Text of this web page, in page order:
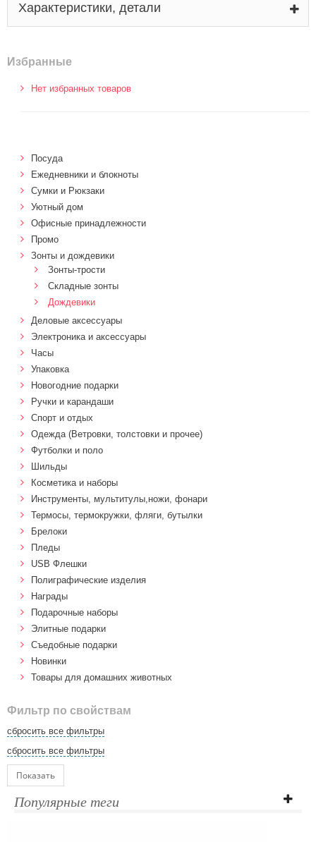
Характеристики, детали
Избранные
Нет избранных товаров
Посуда
Ежедневники и блокноты
Сумки и Рюкзаки
Уютный дом
Офисные принадлежности
Промо
Зонты и дождевики
Зонты-трости
Складные зонты
Дождевики
Деловые аксессуары
Электроника и аксессуары
Часы
Упаковка
Новогодние подарки
Ручки и карандаши
Спорт и отдых
Одежда (Ветровки, толстовки и прочее)
Футболки и поло
Шильды
Косметика и наборы
Инструменты, мультитулы,ножи, фонари
Термосы, термокружки, фляги, бутылки
Брелоки
Пледы
USB Флешки
Полиграфические изделия
Награды
Подарочные наборы
Элитные подарки
Cъедобные подарки
Новинки
Товары для домашних животных
Фильтр по свойствам
сбросить все фильтры
сбросить все фильтры
Показать
Популярные теги